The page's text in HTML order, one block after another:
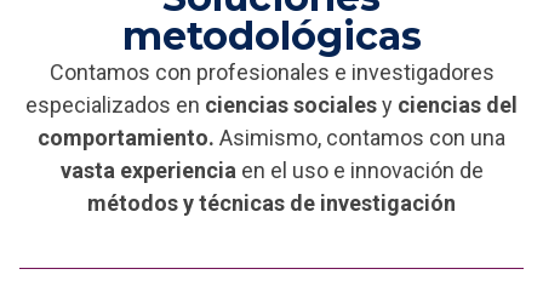
metodológicas
Contamos con profesionales e investigadores
especializados en ciencias socialesy ciencias del
comportamiento. Asimismo, contamos con una
vasta experiencia en el uso e innovación de
métodos y técnicas de investigación